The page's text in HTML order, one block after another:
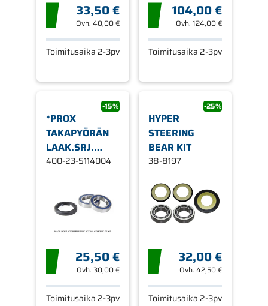
33,50 €
Ovh. 40,00 €
Toimitusaika 2-3pv
104,00 €
Ovh.124,00 €
Toimitusaika 2-3pv
-15%
*PROX
TAKAPYÖRÄN
LAAK.SRJ.
BETA RR350/4
400-23-S114004
25,50 €
Ovh. 30,00 €
Toimitusaika 2-3pv
-25%
HYPER
STEERING
BEAR KIT
38-8197
32,00 €
Ovh.42,50 €
Toimitusaika 2-3pv